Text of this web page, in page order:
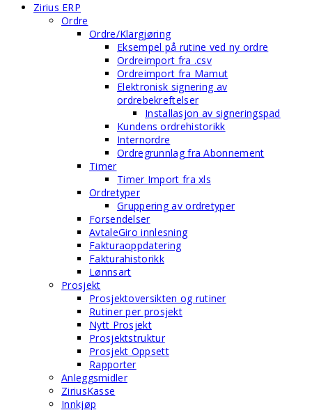
Zirius ERP
Ordre
Ordre/Klargjøring
Eksempel på rutine ved ny ordre
Ordreimport fra .csv
Ordreimport fra Mamut
Elektronisk signering av
ordrebekreftelser
Installasjon av signeringspad
Kundens ordrehistorikk
Internordre
Ordregrunnlag fra Abonnement
Timer
Timer Import fra xls
Ordretyper
Gruppering av ordretyper
Forsendelser
AvtaleGiro innlesning
Fakturaoppdatering
Fakturahistorikk
Lønnsart
Prosjekt
Prosjektoversikten og rutiner
Rutiner per prosjekt
Nytt Prosjekt
Prosjektstruktur
Prosjekt Oppsett
Rapporter
Anleggsmidler
ZiriusKasse
Innkjøp